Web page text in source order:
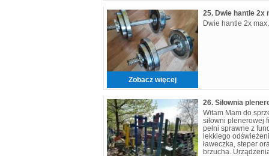
Zobacz więcej
Dwie hantle 2x
26. Siłownia
Witam Mam do
siłowni plenerowej
pełni sprawne z
lekkiego
ławeczka, steper
brzucha.